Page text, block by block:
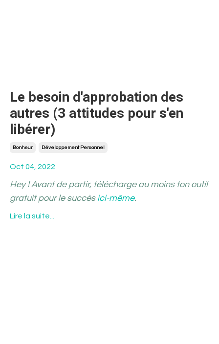
Le besoin d'approbation des
autres (3 attitudes pour s'en
libérer)
Bonheur Développement Personnel
Oct 04, 2022
Hey ! Avant de partir, télécharge au moins ton outil
gratuit pour le succès ici-même.
Lire la suite...